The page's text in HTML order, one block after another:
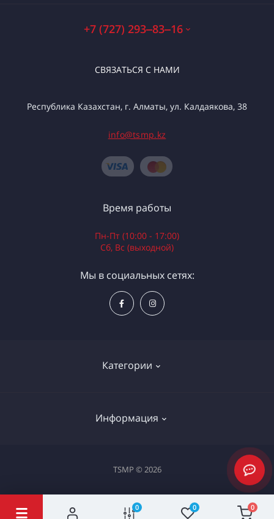
0 0 0
+7 (727) 293‒83‒16
СВЯЗАТЬСЯ С НАМИ
Республика Казахстан, г. Алматы, ул. Калдаякова, 38
info@tsmp.kz
Категории
Электроинструменты
Информация
Доставка и оплата
Политика конфиденциальности
Время работы
Пн-Пт (10:00 - 17:00)
Сб, Вс (выходной)
Мы в социальных сетях:
TSMP © 2026